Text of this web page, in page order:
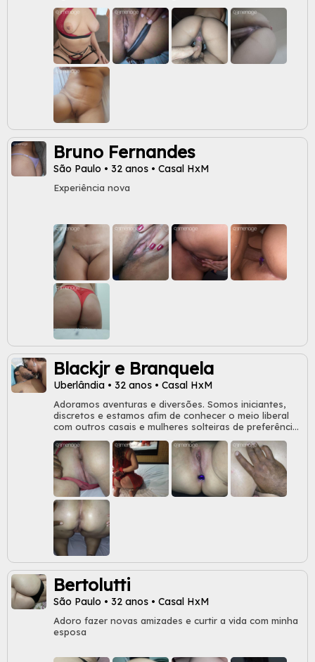
explanado..não curto sair falando o q faço nas minhas
diversão....o que acontece é las Vegas...morre em la
vegas..buscamos apenas prazer ...e claro se alguém
topar e tiver afim de um casal p prazer cobramos
tbm......Samos completamente sigilosos e discretos......
Obser......não saímos pra longe ...e nem fazemos sexo
de graça.... cobramos a despesa......Samos um casal
reservado
Bruno Fernandes
São Paulo • 32 anos • Casal HxM
Experiência nova
Blackjr e Branquela
Uberlândia • 32 anos • Casal HxM
Adoramos aventuras e diversões. Somos iniciantes,
discretos e estamos afim de conhecer o meio liberal
com outros casais e mulheres solteiras de preferência
ménage feminino). Homens solteiros serão
dispensados, por favor, não insistam!
Bertolutti
São Paulo • 32 anos • Casal HxM
Adoro fazer novas amizades e curtir a vida com minha
esposa